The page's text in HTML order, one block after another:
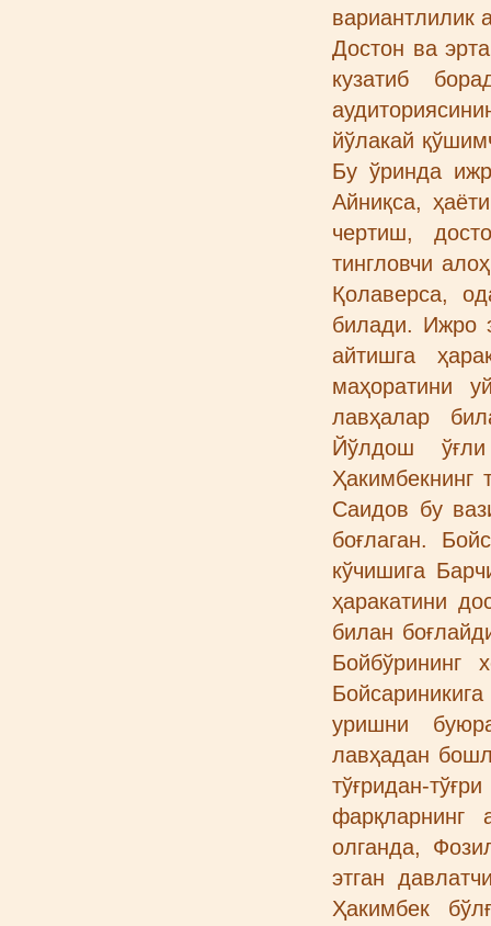
вариантлилик
Достон ва
кузатиб
йўлакай
Бу ўринда
Айниқса,
чертиш,
тингловчи
Қолаверса,
билади. Ижро
айтишга
маҳоратини
лавҳалар
Йўлдош
Саидов бу
боғлаган.
кўчишига
ҳаракатини
билан
Бойбўрининг
уришни
лавҳадан
тўғридан-
фарқларнинг
олганда,
этган
Ҳакимбек